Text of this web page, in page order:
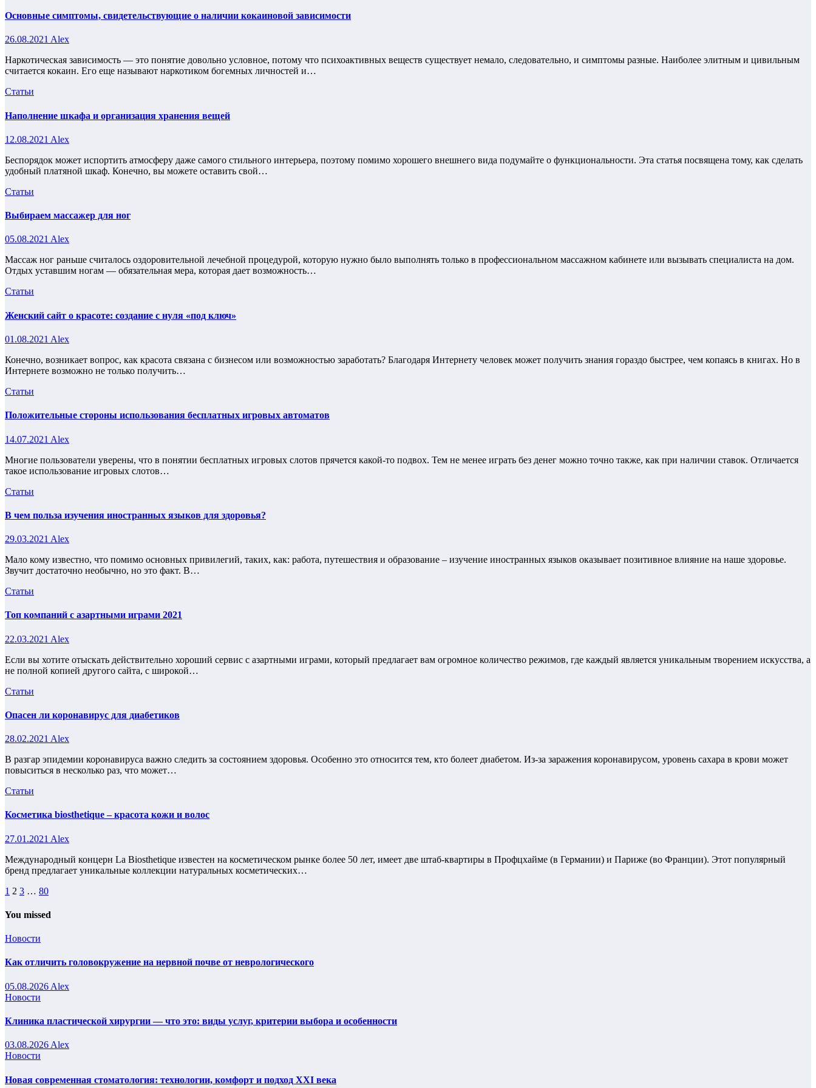
Основные симптомы, свидетельствующие о наличии кокаиновой зависимости
26.08.2021 Alex
Наркотическая зависимость — это понятие довольно условное, потому что психоактивных веществ существует немало, следовательно, и симптомы разные. Наиболее элитным и цивильным
считается кокаин. Его еще называют наркотиком богемных личностей и…
Статьи
Наполнение шкафа и организация хранения вещей
12.08.2021 Alex
Беспорядок может испортить атмосферу даже самого стильного интерьера, поэтому помимо хорошего внешнего вида подумайте о функциональности. Эта статья посвящена тому, как сделать
удобный платяной шкаф. Конечно, вы можете оставить свой…
Статьи
Выбираем массажер для ног
05.08.2021 Alex
Массаж ног раньше считалось оздоровительной лечебной процедурой, которую нужно было выполнять только в профессиональном массажном кабинете или вызывать специалиста на дом.
Отдых уставшим ногам — обязательная мера, которая дает возможность…
Статьи
Женский сайт о красоте: создание с нуля «под ключ»
01.08.2021 Alex
Конечно, возникает вопрос, как красота связана с бизнесом или возможностью заработать? Благодаря Интернету человек может получить знания гораздо быстрее, чем копаясь в книгах. Но в
Интернете возможно не только получить…
Статьи
Положительные стороны использования бесплатных игровых автоматов
14.07.2021 Alex
Многие пользователи уверены, что в понятии бесплатных игровых слотов прячется какой-то подвох. Тем не менее играть без денег можно точно также, как при наличии ставок. Отличается
такое использование игровых слотов…
Статьи
В чем польза изучения иностранных языков для здоровья?
29.03.2021 Alex
Мало кому известно, что помимо основных привилегий, таких, как: работа, путешествия и образование – изучение иностранных языков оказывает позитивное влияние на наше здоровье.
Звучит достаточно необычно, но это факт. В…
Статьи
Топ компаний с азартными играми 2021
22.03.2021 Alex
Если вы хотите отыскать действительно хороший сервис с азартными играми, который предлагает вам огромное количество режимов, где каждый является уникальным творением искусства, а
не полной копией другого сайта, с широкой…
Статьи
Опасен ли коронавирус для диабетиков
28.02.2021 Alex
В разгар эпидемии коронавируса важно следить за состоянием здоровья. Особенно это относится тем, кто болеет диабетом. Из-за заражения коронавирусом, уровень сахара в крови может
повыситься в несколько раз, что может…
Статьи
Косметика biosthetique – красота кожи и волос
27.01.2021 Alex
Международный концерн La Biosthetique известен на косметическом рынке более 50 лет, имеет две штаб-квартиры в Профцхайме (в Германии) и Париже (во Франции). Этот популярный
бренд предлагает уникальные коллекции натуральных косметических…
Пагинация
записей
1 2 3 … 80
You missed
Новости
Как отличить головокружение на нервной почве от неврологического
05.08.2026 Alex
Новости
Клиника пластической хирургии — что это: виды услуг, критерии выбора и особенности
03.08.2026 Alex
Новости
Новая современная стоматология: технологии, комфорт и подход XXI века